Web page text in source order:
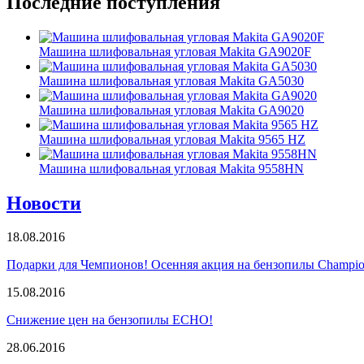
Машина шлифовальная угловая Makita GA9020F
Машина шлифовальная угловая Makita GA5030
Машина шлифовальная угловая Makita GA9020
Машина шлифовальная угловая Makita 9565 HZ
Машина шлифовальная угловая Makita 9558HN
Новости
18.08.2016
Подарки для Чемпионов! Осенняя акция на бензопилы
15.08.2016
Снижение цен на бензопилы ECHO!
28.06.2016